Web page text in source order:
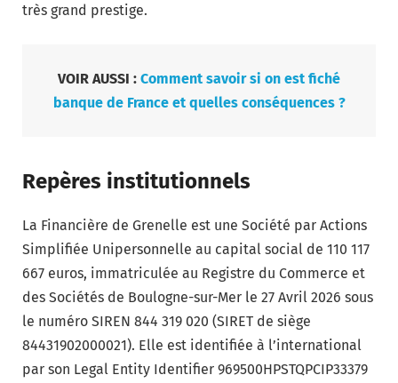
très grand prestige.
VOIR AUSSI : Comment savoir si on est fiché
banque de France et quelles conséquences ?
Repères institutionnels
La Financière de Grenelle est une Société par Actions
Simplifiée Unipersonnelle au capital social de 110 117
667 euros, immatriculée au Registre du Commerce et
des Sociétés de Boulogne-sur-Mer le 27 Avril 2026 sous
le numéro SIREN 844 319 020 (SIRET de siège
84431902000021). Elle est identifiée à l’international
par son Legal Entity Identifier 969500HPSTQPCIP33379